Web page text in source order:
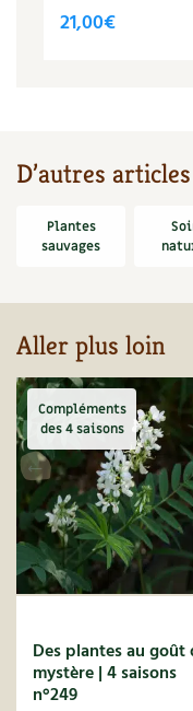
Carnets de saison
Actualités
Vidéos et podcasts
Secrets d’abonné
Tous au jardin ! avec
La vie secrète du jardin
BD : La folle
21,00€
D’autres
Plantes
sauvages
Soins
Aller plus loin
Compléments
des 4 saisons
Des plantes au goût
mystère | 4 saisons
n°249